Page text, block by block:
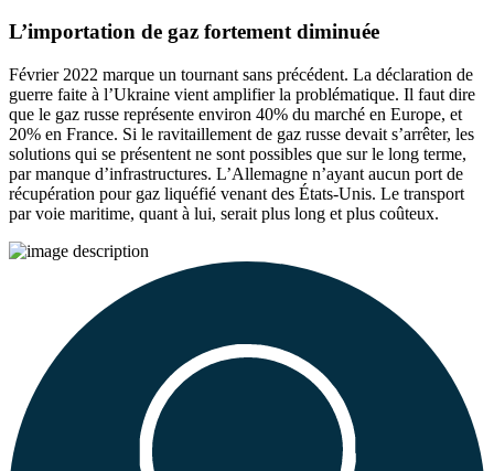
L’importation de gaz fortement diminuée
Février 2022 marque un tournant sans précédent. La déclaration de
guerre faite à l’Ukraine vient amplifier la problématique. Il faut dire
que le gaz russe représente environ 40% du marché en Europe, et
20% en France. Si le ravitaillement de gaz russe devait s’arrêter, les
solutions qui se présentent ne sont possibles que sur le long terme,
par manque d’infrastructures. L’Allemagne n’ayant aucun port de
récupération pour gaz liquéfié venant des États-Unis. Le transport
par voie maritime, quant à lui, serait plus long et plus coûteux.